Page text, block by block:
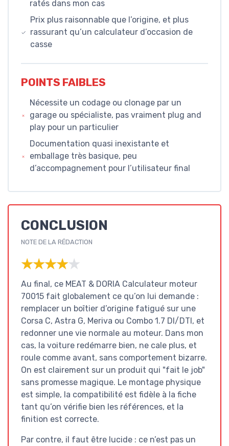
ratés dans mon cas
Prix plus raisonnable que l’origine, et plus
rassurant qu’un calculateur d’occasion de
casse
POINTS FAIBLES
Nécessite un codage ou clonage par un
garage ou spécialiste, pas vraiment plug and
play pour un particulier
Documentation quasi inexistante et
emballage très basique, peu
d’accompagnement pour l’utilisateur final
CONCLUSION
NOTE DE LA RÉDACTION
★★★★★
★★★★★
Au final, ce MEAT & DORIA Calculateur moteur
70015 fait globalement ce qu’on lui demande :
remplacer un boîtier d’origine fatigué sur une
Corsa C, Astra G, Meriva ou Combo 1.7 DI/DTI, et
redonner une vie normale au moteur. Dans mon
cas, la voiture redémarre bien, ne cale plus, et
roule comme avant, sans comportement bizarre.
On est clairement sur un produit qui "fait le job"
sans promesse magique. Le montage physique
est simple, la compatibilité est fidèle à la fiche
tant qu’on vérifie bien les références, et la
finition est correcte.
Par contre, il faut être lucide : ce n’est pas un